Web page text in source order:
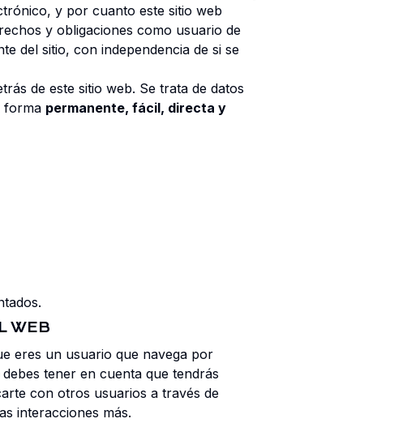
y por cuanto este sitio web
y obligaciones como usuario de
del sitio, con independencia de si se
de este sitio web. Se trata de datos
forma permanente, fácil, directa y
WEB
eres un usuario que navega por
tener en cuenta que tendrás
con otros usuarios a través de
interacciones más.